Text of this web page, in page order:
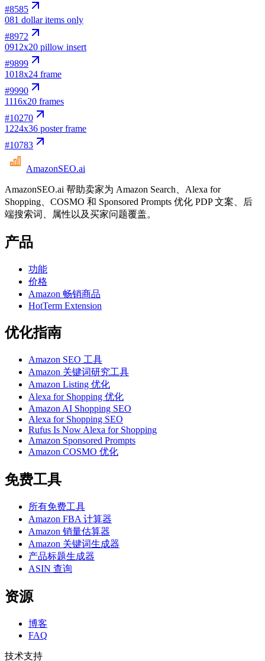
#8585
081 dollar items only
#8972
0912x20 pillow insert
#9899
1018x24 frame
#9990
1116x20 frames
#10270
1224x36 poster frame
#10783
AmazonSEO.ai
AmazonSEO.ai 帮助卖家为 Amazon Search、Alexa for
Shopping、COSMO 和 Sponsored Prompts 优化 PDP 文案、后
端搜索词、属性以及买家问题覆盖。
产品
功能
价格
Amazon 畅销商品
HotTerm Extension
优化指南
Amazon SEO 工具
Amazon 关键词研究工具
Amazon Listing 优化
Alexa for Shopping 优化
Amazon AI Shopping SEO
Alexa for Shopping SEO
Rufus Is Now Alexa for Shopping
Amazon Sponsored Prompts
Amazon COSMO 优化
免费工具
所有免费工具
Amazon FBA 计算器
Amazon 销量估算器
Amazon 关键词生成器
产品标题生成器
ASIN 查询
资源
博客
FAQ
技术支持